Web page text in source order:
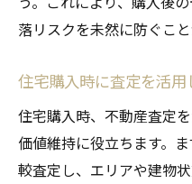
落リスクを未然に防ぐこと
住宅購入時に査定を活
住宅購入時、不動産査定
価値維持に役立ちます。
較査定し、エリアや建物